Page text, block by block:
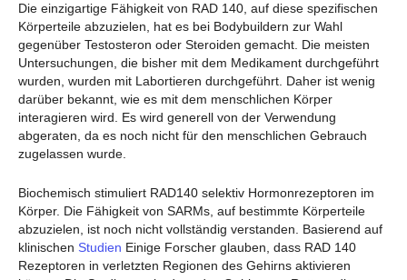
Die einzigartige Fähigkeit von RAD 140, auf diese spezifischen
Körperteile abzuzielen, hat es bei Bodybuildern zur Wahl
gegenüber Testosteron oder Steroiden gemacht. Die meisten
Untersuchungen, die bisher mit dem Medikament durchgeführt
wurden, wurden mit Labortieren durchgeführt. Daher ist wenig
darüber bekannt, wie es mit dem menschlichen Körper
interagieren wird. Es wird generell von der Verwendung
abgeraten, da es noch nicht für den menschlichen Gebrauch
zugelassen wurde.
Biochemisch stimuliert RAD140 selektiv Hormonrezeptoren im
Körper. Die Fähigkeit von SARMs, auf bestimmte Körperteile
abzuzielen, ist noch nicht vollständig verstanden. Basierend auf
klinischen Studien Einige Forscher glauben, dass RAD 140
Rezeptoren in verletzten Regionen des Gehirns aktivieren